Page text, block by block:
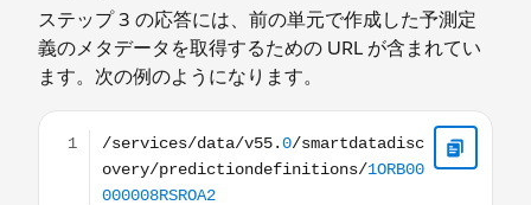
ステップ 3 の応答には、前の単元で作成した予測定
義のメタデータを取得するための URL が含まれてい
ます。次の例のようになります。
/services/data/v55.0/smartdatadiscovery/